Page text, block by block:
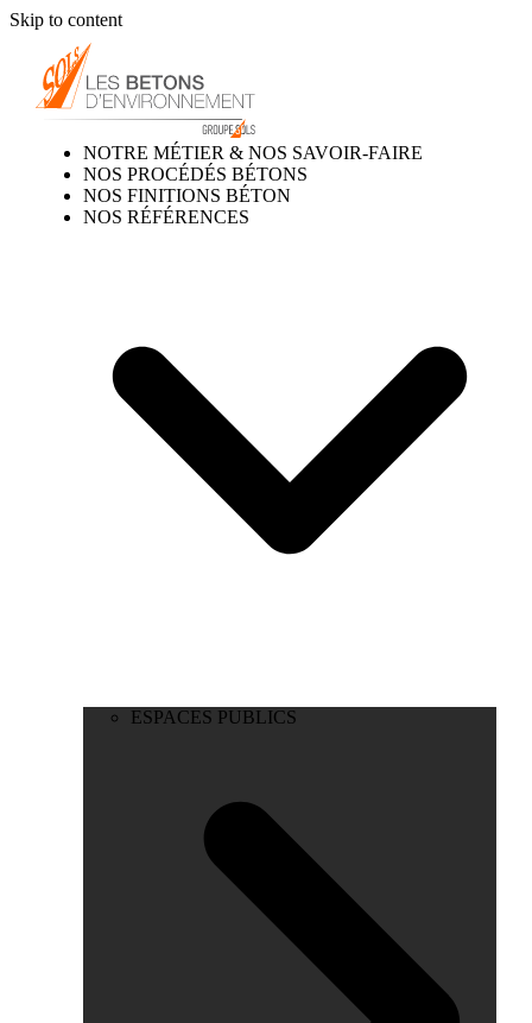
Skip to content
NOTRE MÉTIER & NOS SAVOIR-FAIRE
NOS PROCÉDÉS BÉTONS
NOS FINITIONS BÉTON
NOS RÉFÉRENCES
ESPACES PUBLICS